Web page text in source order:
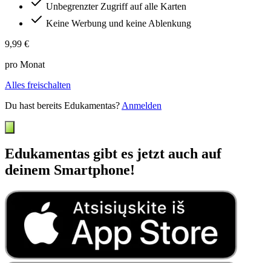
Unbegrenzter Zugriff auf alle Karten
Keine Werbung und keine Ablenkung
9,99 €
pro Monat
Alles freischalten
Du hast bereits Edukamentas? Anmelden
Edukamentas gibt es jetzt auch auf
deinem Smartphone!